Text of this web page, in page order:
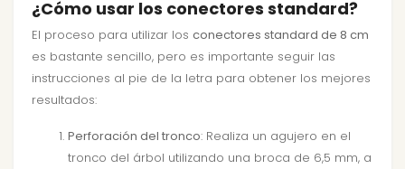
¿Cómo usar los conectores standard?
El proceso para utilizar los conectores standard de 8 cm
es bastante sencillo, pero es importante seguir las
instrucciones al pie de la letra para obtener los mejores
resultados:
Perforación del tronco: Realiza un agujero en el
tronco del árbol utilizando una broca de 6,5 mm, a